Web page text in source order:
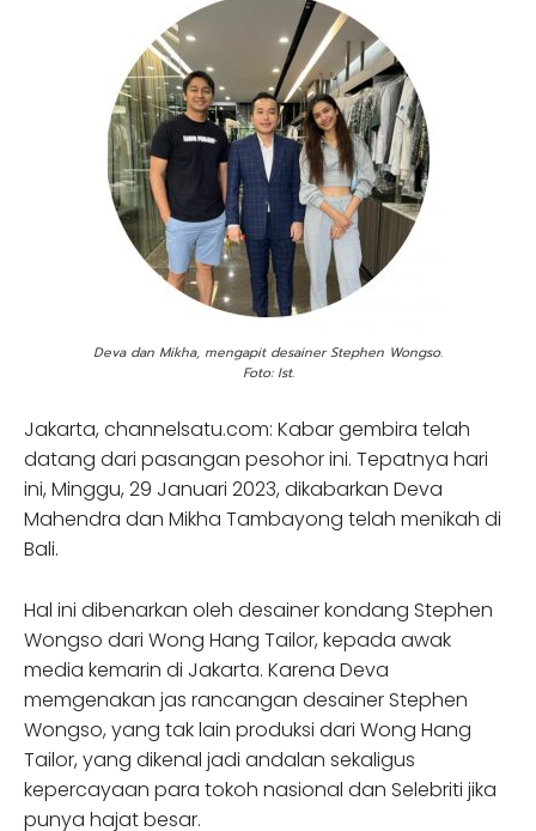
Deva dan Mikha, mengapit desainer Stephen Wongso.
Foto: Ist.
Jakarta, channelsatu.com: Kabar gembira telah
datang dari pasangan pesohor ini. Tepatnya hari
ini, Minggu, 29 Januari 2023, dikabarkan Deva
Mahendra dan Mikha Tambayong telah menikah di
Bali.
Hal ini dibenarkan oleh desainer kondang Stephen
Wongso dari Wong Hang Tailor, kepada awak
media kemarin di Jakarta. Karena Deva
memgenakan jas rancangan desainer Stephen
Wongso, yang tak lain produksi dari Wong Hang
Tailor, yang dikenal jadi andalan sekaligus
kepercayaan para tokoh nasional dan Selebriti jika
punya hajat besar.